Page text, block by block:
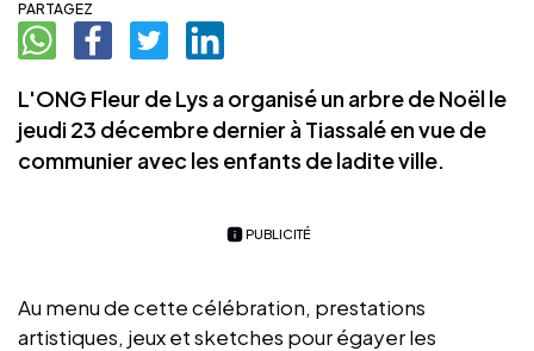
PARTAGEZ
L'ONG Fleur de Lys a organisé un arbre de Noël le
jeudi 23 décembre dernier à Tiassalé en vue de
communier avec les enfants de ladite ville.
PUBLICITÉ
Au menu de cette célébration, prestations
artistiques, jeux et sketches pour égayer les